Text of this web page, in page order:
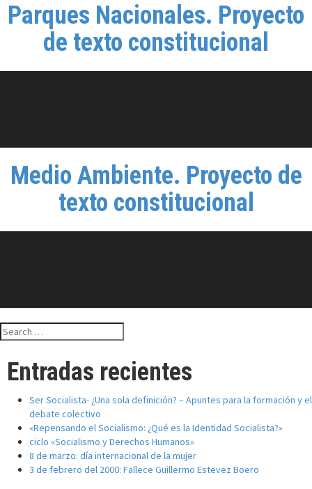
Parques Nacionales. Proyecto
de texto constitucional
Medio Ambiente. Proyecto de
texto constitucional
Search
for:
Entradas recientes
Ser Socialista- ¿Una sola definición? – Apuntes para la formación y el
debate colectivo
«Repensando el Socialismo: ¿Qué es la Identidad Socialista?»
ciclo «Socialismo y Derechos Humanos»
8 de marzo: día internacional de la mujer
3 de febrero del 2000: Fallece Guillermo Estevez Boero